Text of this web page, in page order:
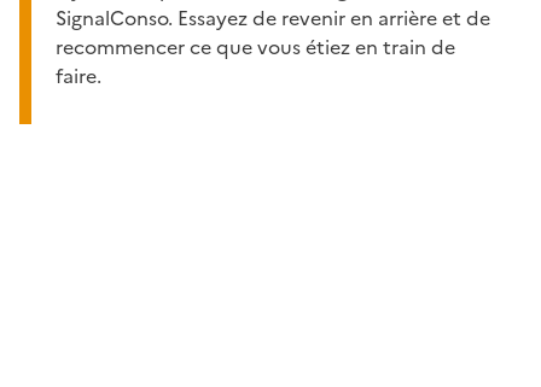
SignalConso. Essayez de revenir en arrière et de
recommencer ce que vous étiez en train de
faire.